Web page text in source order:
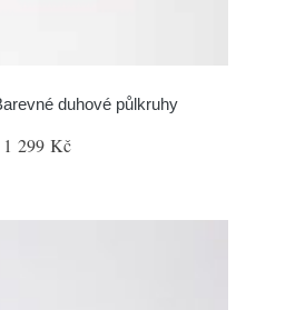
duhové půlkruhy
1 299 Kč